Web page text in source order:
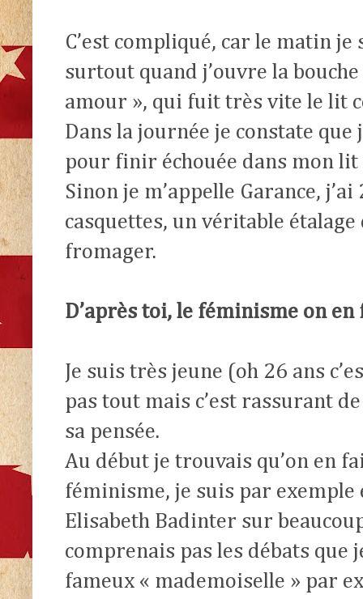
C’est compliqué, car le matin
surtout quand j’ouvre la
amour », qui fuit très vite le lit
Dans la journée je constate que
pour finir échouée dans mon lit
Sinon je m’appelle Garance,
casquettes, un véritable
fromager.
D’après toi, le féminisme on
Je suis très jeune (oh 26 ans
pas tout mais c’est rassurant
sa pensée.
Au début je trouvais qu’on en
féminisme, je suis par exemple
Elisabeth Badinter sur
comprenais pas les débats que
fameux « mademoiselle » par